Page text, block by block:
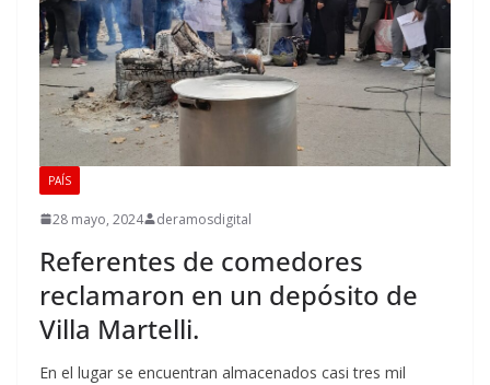
PAÍS
28 mayo, 2024 deramosdigital
Referentes de comedores
reclamaron en un depósito de
Villa Martelli.
En el lugar se encuentran almacenados casi tres mil